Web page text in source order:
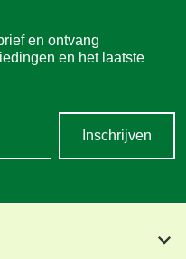
en ontvang
en het laatste
Inschrijven